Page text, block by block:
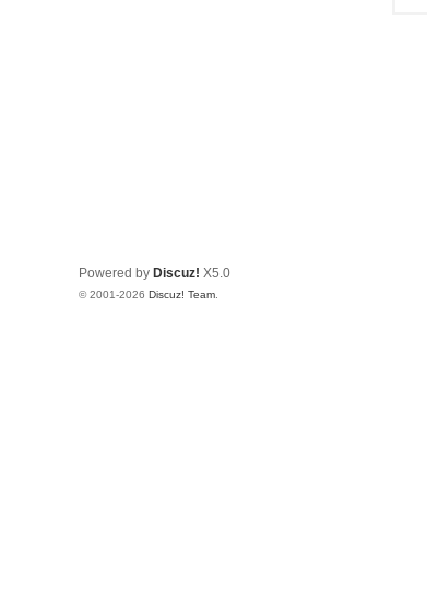
Powered by Discuz! X5.0
© 2001-2026 Discuz! Team